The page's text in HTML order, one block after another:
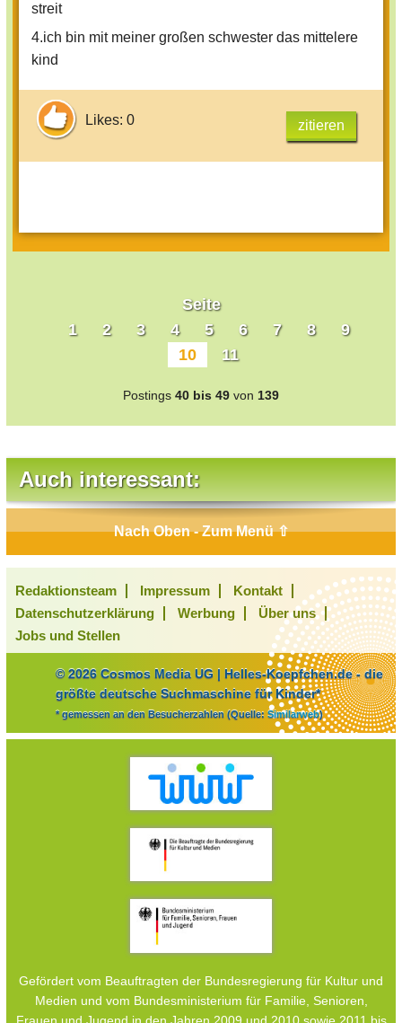
streit
4.ich bin mit meiner großen schwester das mittelere
kind
Likes: 0 zitieren
Seite
1
2 3 4 5 6 7 8
9
10
11
Postings 40 bis 49 von 139
Auch interessant:
Nach Oben - Zum Menü ⇧
Redaktionsteam Impressum
Kontakt
Datenschutzerklärung
Werbung
Über uns
Jobs und Stellen
© 2026 Cosmos Media UG | Helles-Koepfchen.de - die
größte deutsche Suchmaschine für Kinder*
* gemessen an den Besucherzahlen (Quelle: Similarweb)
Gefördert vom Beauftragten der Bundesregierung für Kultur und
Medien und vom Bundesministerium für Familie, Senioren,
Frauen und Jugend in den Jahren 2009 und 2010 sowie 2011 bis